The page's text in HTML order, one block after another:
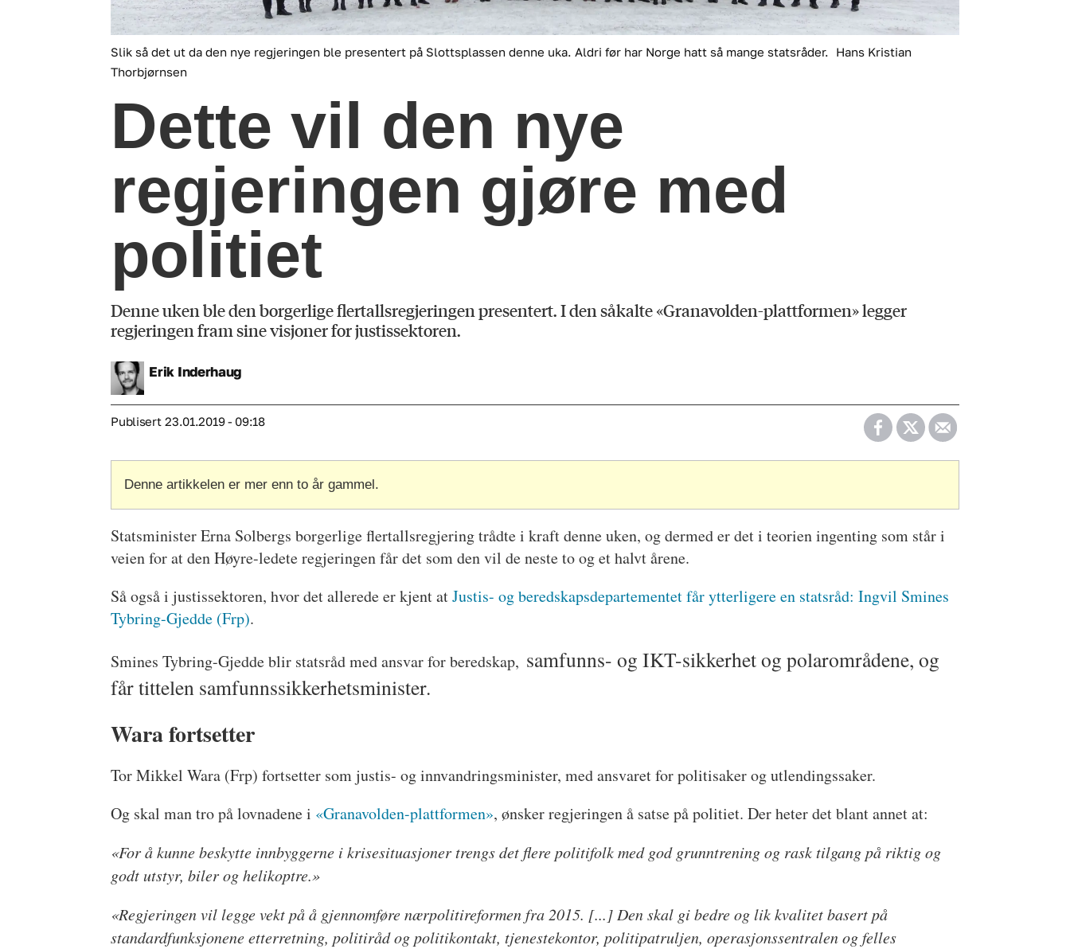
Slik så det ut da den nye regjeringen ble presentert på Slottsplassen denne uka. Aldri før har Norge hatt så mange statsråder.
Hans Kristian
Thorbjørnsen
Dette vil den nye
regjeringen gjøre med
politiet
Denne uken ble den borgerlige flertallsregjeringen presentert. I den såkalte «Granavolden-plattformen» legger
regjeringen fram sine visjoner for justissektoren.
Erik Inderhaug
Publisert 23.01.2019 - 09:18
Denne artikkelen er mer enn to år gammel.
Statsminister Erna Solbergs borgerlige flertallsregjering trådte i kraft denne uken, og dermed er det i teorien ingenting som står i
veien for at den Høyre-ledete regjeringen får det som den vil de neste to og et halvt årene.
Så også i justissektoren, hvor det allerede er kjent atJustis- og beredskapsdepartementet får ytterligere en statsråd: Ingvil Smines
Tybring-Gjedde (Frp).
Smines Tybring-Gjedde blir statsråd med ansvar for beredskap, samfunns- og IKT-sikkerhet og polarområdene, og
får tittelen samfunnssikkerhetsminister.
Wara fortsetter
Tor Mikkel Wara (Frp) fortsetter som justis- og innvandringsminister, med ansvaret for politisaker og utlendingssaker.
Og skal man tro på lovnadene i «Granavolden-plattformen», ønsker regjeringen å satse på politiet. Der heter det blant annet at:
«For å kunne beskytte innbyggerne i krisesituasjoner trengs det flere politifolk med god grunntrening og rask tilgang på riktig og
godt utstyr, biler og helikoptre.»
«Regjeringen vil legge vekt på å gjennomføre nærpolitireformen fra 2015. [...] Den skal gi bedre og lik kvalitet basert på
standardfunksjonene etterretning, politiråd og politikontakt, tjenestekontor, politipatruljen, operasjonssentralen og felles